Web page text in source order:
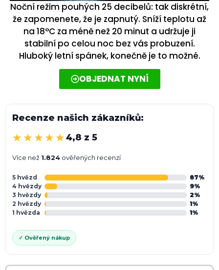
Noční režim pouhých 25 decibelů: tak diskrétní,
že zapomenete, že je zapnutý. Sníží teplotu až
na 18°C za méně než 20 minut a udržuje ji
stabilní po celou noc bez vás probuzení.
Hluboký letní spánek, konečně je to možné.
OBJEDNAT NYNÍ
Recenze našich zákazníků:
★★★★★4,8 z 5
Více než 1.824 ověřených recenzí
5 hvězd
87%
4 hvězdy
9%
3 hvězdy
2%
2 hvězdy
1%
1 hvězda
1%
✓ Ověřený nákup